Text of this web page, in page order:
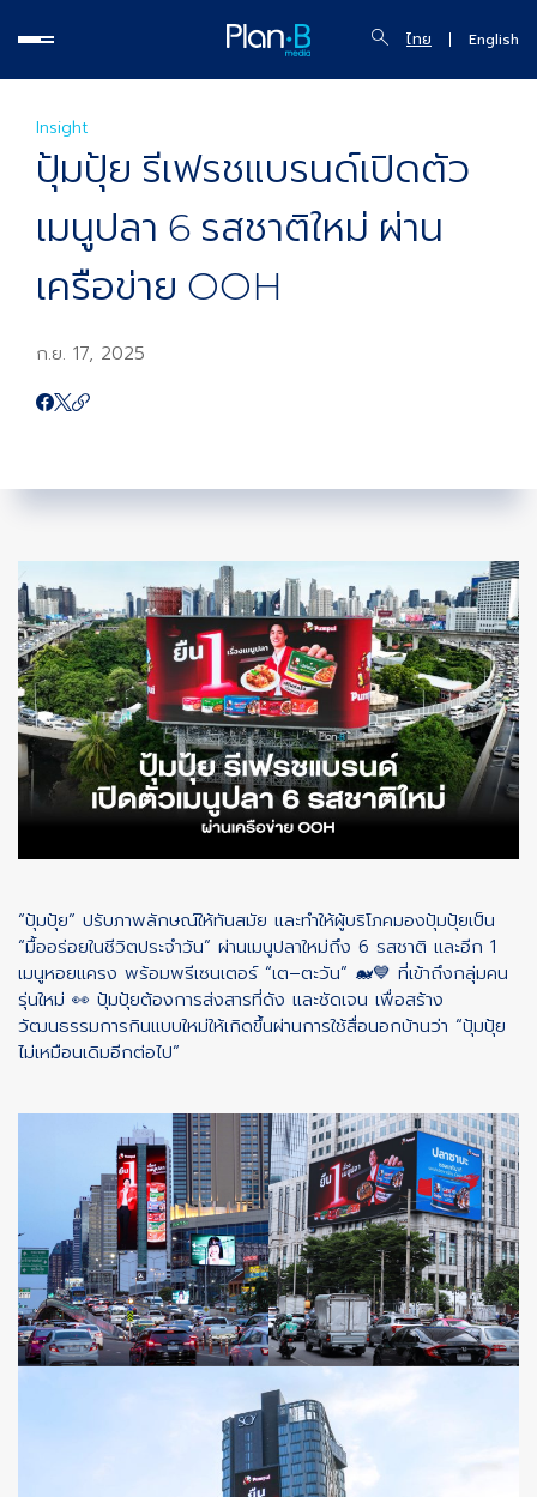
ไทย English
Insight
ปุ้มปุ้ย รีเฟรชแบรนด์เปิดตัว
เมนูปลา 6 รสชาติใหม่ ผ่าน
เครือข่าย OOH
ก.ย. 17, 2025
“ปุ้มปุ้ย” ปรับภาพลักษณ์ให้ทันสมัย และทำให้ผู้บริโภคมองปุ้มปุ้ยเป็น
“มื้ออร่อยในชีวิตประจำวัน” ผ่านเมนูปลาใหม่ถึง 6 รสชาติ และอีก 1
เมนูหอยแครง พร้อมพรีเซนเตอร์ “เต–ตะวัน” 🐋💙 ที่เข้าถึงกลุ่มคน
รุ่นใหม่ 👀 ปุ้มปุ้ยต้องการส่งสารที่ดัง และชัดเจน เพื่อสร้าง
วัฒนธรรมการกินแบบใหม่ให้เกิดขึ้นผ่านการใช้สื่อนอกบ้านว่า “ปุ้มปุ้ย
ไม่เหมือนเดิมอีกต่อไป”